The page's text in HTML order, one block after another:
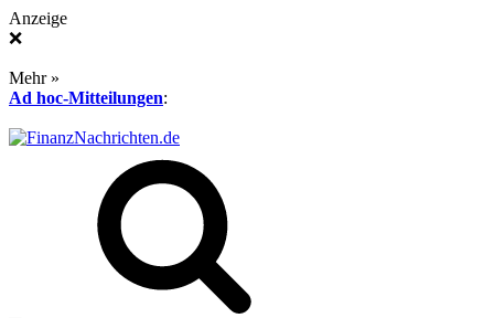
Anzeige
❌
Mehr »
Ad hoc-Mitteilungen: